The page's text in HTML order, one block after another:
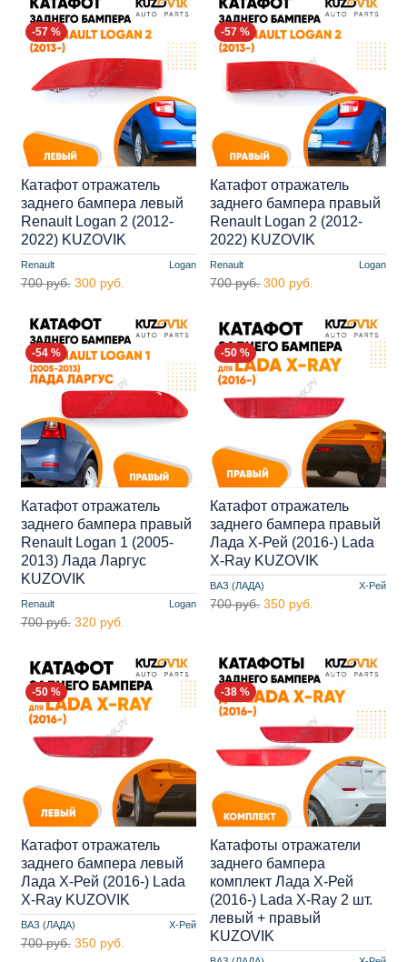
-57 %
Renault Logan
Катафот отражатель
заднего бампера левый
Renault Logan 2 (2012-
2022) KUZOVIK
700 руб. 300 руб.
-57 %
Renault Logan
Катафот отражатель
заднего бампера правый
Renault Logan 2 (2012-
2022) KUZOVIK
700 руб. 300 руб.
-54 %
Renault Logan
Катафот отражатель
заднего бампера правый
Renault Logan 1 (2005-
2013) Лада Ларгус
KUZOVIK
700 руб. 320 руб.
-50 %
ВАЗ (ЛАДА) Х-Рей
Катафот отражатель
заднего бампера правый
Лада Х-Рей (2016-) Lada
X-Ray KUZOVIK
700 руб. 350 руб.
-50 %
ВАЗ (ЛАДА) Х-Рей
Катафот отражатель
заднего бампера левый
Лада Х-Рей (2016-) Lada
X-Ray KUZOVIK
700 руб. 350 руб.
-38 %
Катафоты отражатели
заднего бампера
комплект Лада Х-Рей
(2016-) Lada X-Ray 2 шт.
левый + правый
KUZOVIK